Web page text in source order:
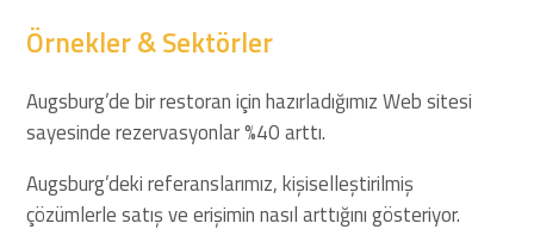
Örnekler & Sektörler
Augsburg’de bir restoran için hazırladığımız Web sitesi
sayesinde rezervasyonlar %40 arttı.
Augsburg’deki referanslarımız, kişiselleştirilmiş
çözümlerle satış ve erişimin nasıl arttığını gösteriyor.